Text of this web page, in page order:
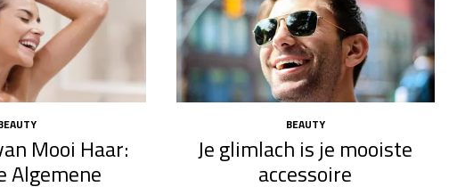
Mooi Haar:
Algemene
BEAUTY
Je glimlach is je mooiste
accessoire